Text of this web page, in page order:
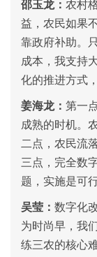
邵玉龙： 农村
益，农民如果
靠政府补助。
成本，我支持
化的推进方式
姜海龙： 第一
成熟的时机。
二点，农民流
三点，完全数
题，实施是可
吴莹： 数字化
为时尚早，我
练三农的核心